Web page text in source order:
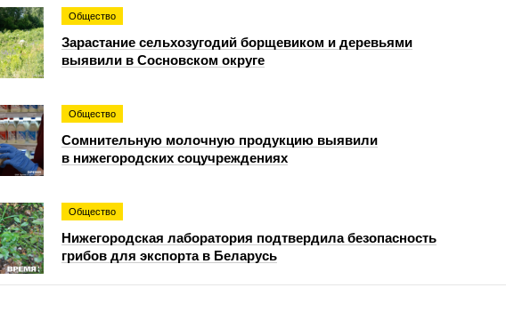
Общество
Зарастание сельхозугодий борщевиком и деревьями
выявили в Сосновском округе
Общество
Сомнительную молочную продукцию выявили
в нижегородских соцучреждениях
Общество
Нижегородская лаборатория подтвердила безопасность
грибов для экспорта в Беларусь